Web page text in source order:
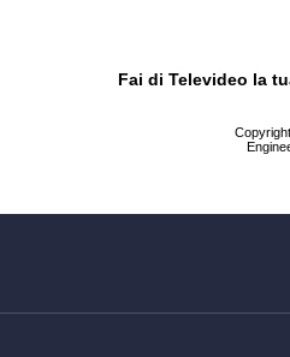
Fai di Televideo la